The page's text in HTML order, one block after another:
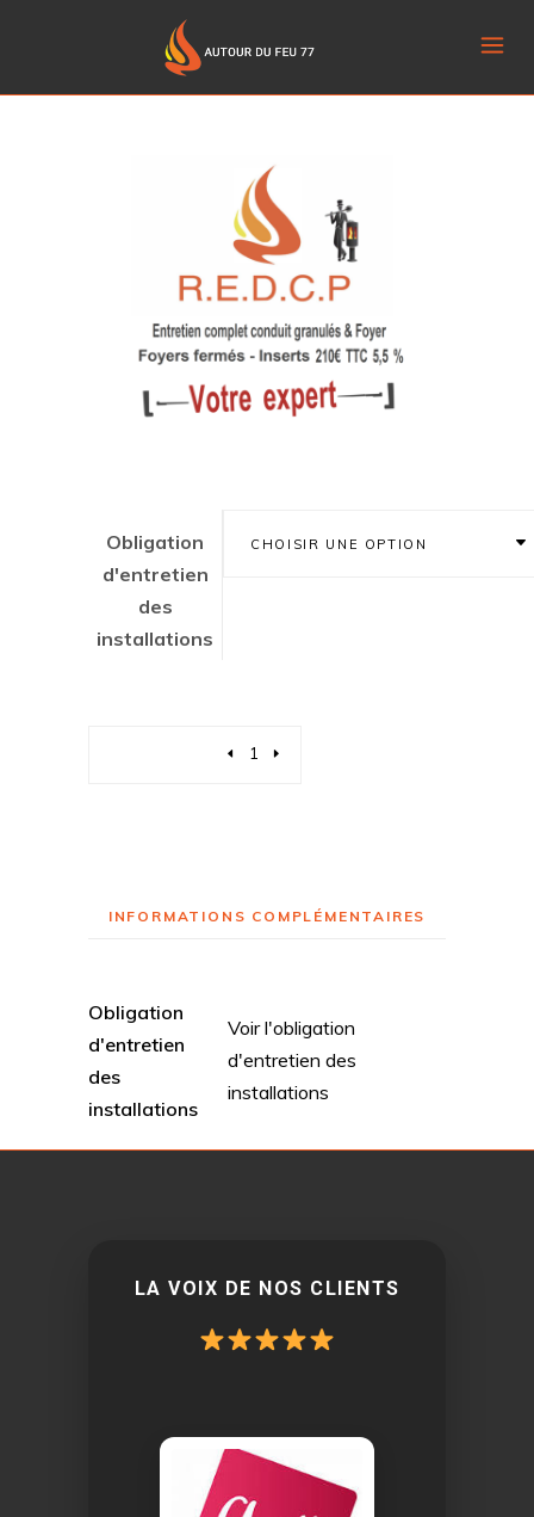
Obligation
d'entretien
des
installations
CHOISIR UNE OPTION
INFORMATIONS COMPLÉMENTAIRES
Obligation
d'entretien
des
installations
Voir l'obligation
d'entretien des
installations
LA VOIX DE NOS CLIENTS